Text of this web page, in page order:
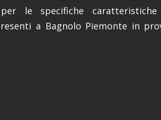
le specifiche
a Bagnolo Piemonte in